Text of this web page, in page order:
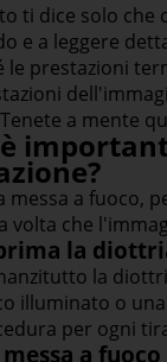
ti dice solo che
e a leggere
le prestazioni
a mente
messa a fuoco,
volta che
la
la
illuminato o
per ogni
messa a